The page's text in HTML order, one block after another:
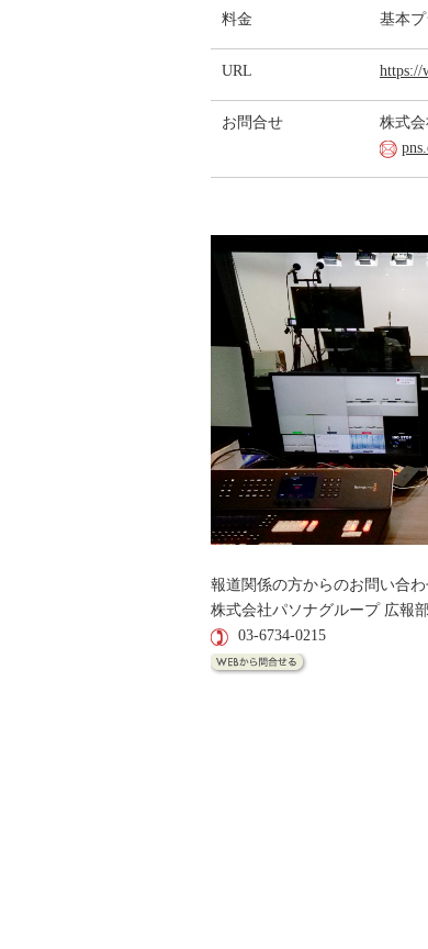
料金 基本
URL https://
お問合せ
株式
報道関係の方からのお問い合
株式会社パソナグループ 広報部
03-6734-0215